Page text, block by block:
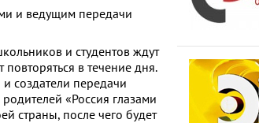
и ведущим передачи
и студентов ждут
в течение дня.
создатели передачи
«Россия глазами
страны, после чего будет